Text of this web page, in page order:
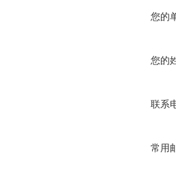
您的
您的
联系
常用